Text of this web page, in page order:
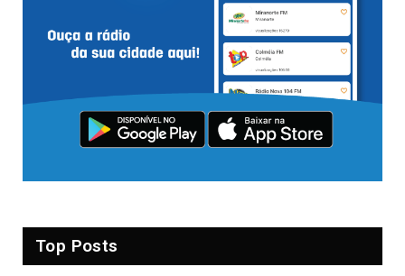
Top Posts